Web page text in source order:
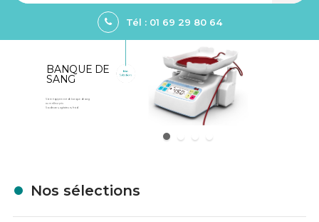
Tél : 01 69 29 80 64
BANQUE DE
SANG
Votre équipement de banque de sang
au meilleur prix.
Soudeuses, agitateurs, froid.
Nos sélections